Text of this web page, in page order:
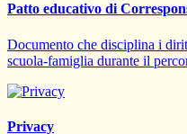
Patto educativo di
Documento che disciplina i
scuola-famiglia durante il
Privacy